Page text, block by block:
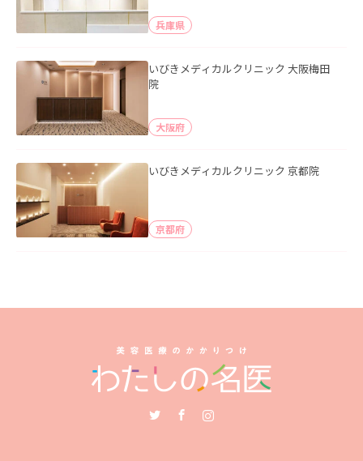
兵庫県
いびきメディカルクリニック 大阪梅田
院
大阪府
いびきメディカルクリニック 京都院
京都府